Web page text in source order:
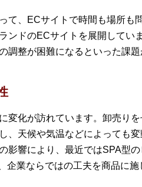
て、ECサイトで時間も場所も
ンドのECサイトを展開してい
整が困難になるといった課題
変化が訪れています。卸売り
、天候や気温などによっても
影響により、最近ではSPA型
業ならではの工夫を商品に